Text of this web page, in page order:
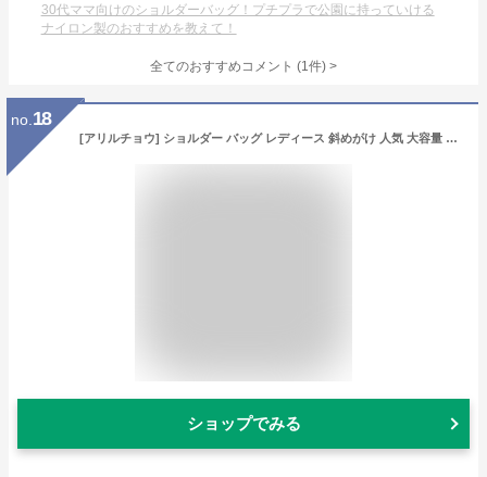
30代ママ向けのショルダーバッグ！プチプラで公園に持っていける
ナイロン製のおすすめを教えて！
全てのおすすめコメント (1件) >
no. 18
[アリルチョウ] ショルダー バッグ レディース 斜めがけ 人気 大容量 軽量 ミニ ボストン 多機能 マザーズ ママ バック 黒 ブラック
ショップでみる